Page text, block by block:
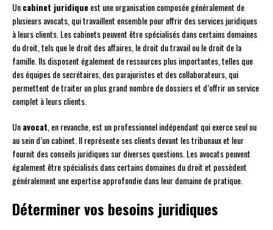
Uncabinet juridiqueest une organisation composée généralement de
plusieurs avocats, qui travaillent ensemble pour offrir des services juridiques
à leurs clients. Les cabinets peuvent être spécialisés dans certains domaines
du droit, tels que le droit des affaires, le droit du travail ou le droit de la
famille. Ils disposent également de ressources plus importantes, telles que
des équipes de secrétaires, des parajuristes et des collaborateurs, qui
permettent de traiter un plus grand nombre de dossiers et d’offrir un service
complet à leurs clients.
Unavocat, en revanche, est un professionnel indépendant qui exerce seul ou
au sein d’un cabinet. Il représente ses clients devant les tribunaux et leur
fournit des conseils juridiques sur diverses questions. Les avocats peuvent
également être spécialisés dans certains domaines du droit et possèdent
généralement une expertise approfondie dans leur domaine de pratique.
Déterminer vos besoins juridiques